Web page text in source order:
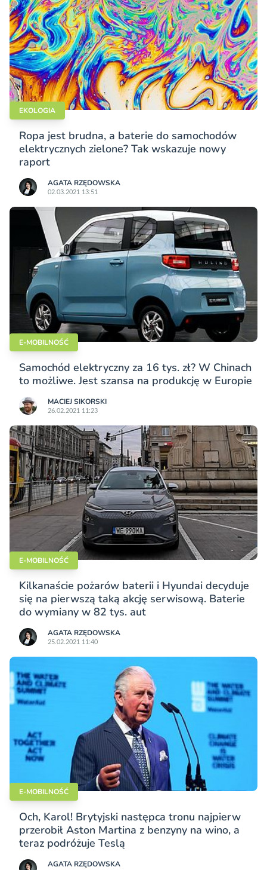
EKOLOGIA
Ropa jest brudna, a baterie do samochodów
elektrycznych zielone? Tak wskazuje nowy
raport
AGATA RZĘDOWSKA
02.03.2021 13:51
E-MOBILNOŚĆ
Samochód elektryczny za 16 tys. zł? W Chinach
to możliwe. Jest szansa na produkcję w Europie
MACIEJ SIKORSKI
26.02.2021 11:23
E-MOBILNOŚĆ
Kilkanaście pożarów baterii i Hyundai decyduje
się na pierwszą taką akcję serwisową. Baterie
do wymiany w 82 tys. aut
AGATA RZĘDOWSKA
25.02.2021 11:40
E-MOBILNOŚĆ
Och, Karol! Brytyjski następca tronu najpierw
przerobił Aston Martina z benzyny na wino, a
teraz podróżuje Teslą
AGATA RZĘDOWSKA